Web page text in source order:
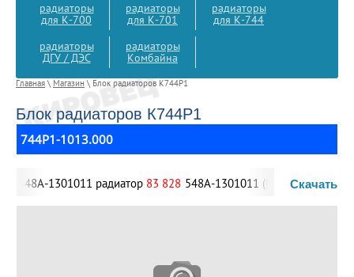
радиаторы
для К-700
радиаторы
для К-701
радиаторы
для К-744
радиаторы
ДГУ / ДЭС
радиаторы
Комбайна
Главная\ Магазин \ Блок радиаторов К744Р1
Блок радиаторов К744Р1
744Р1-1013.000
548А-1301011 радиатор83 828 548А-1301011 (Н=800) радиатор
Скачать